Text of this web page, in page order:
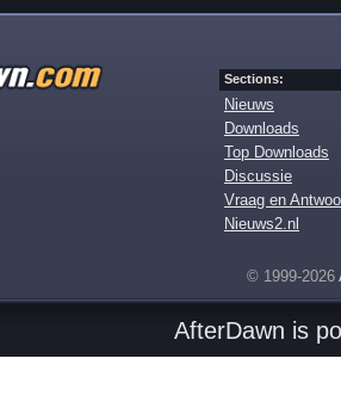
Sections:
Nieuws
Downloads
Top Downloads
Discussie
Vraag en
Nieuws2.nl
© 1999-2026
AfterDawn is